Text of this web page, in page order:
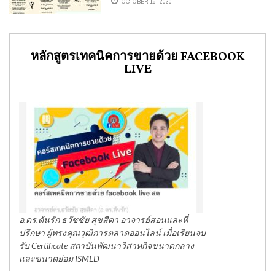
หลักสูตรเทคนิคการขายด้วย FACEBOOK
LIVE
อ.ดร.ต้นรัก ธวัชชัย สุขสีดา อาจารย์สอนและที่
ปรึกษา ผู้ทรงคุณวุฒิการตลาดออนไลน์ เมื่อเรียนจบ
รับ Certificate สถาบันพัฒนาวิสาหกิจขนาดกลาง
และขนาดย่อม ISMED